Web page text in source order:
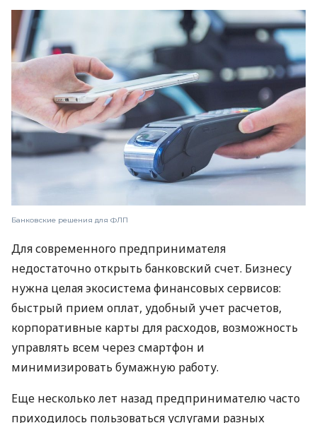
Банковские решения для ФЛП
Для современного предпринимателя
недостаточно открыть банковский счет. Бизнесу
нужна целая экосистема финансовых сервисов:
быстрый прием оплат, удобный учет расчетов,
корпоративные карты для расходов, возможность
управлять всем через смартфон и
минимизировать бумажную работу.
Еще несколько лет назад предпринимателю часто
приходилось пользоваться услугами разных